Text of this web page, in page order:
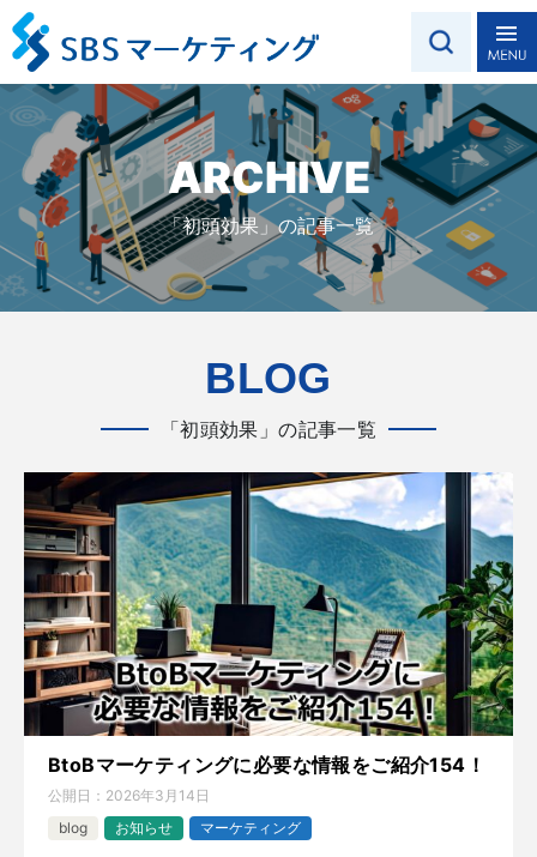
ARCHIVE
「初頭効果」の記事一覧
BLOG
「初頭効果」の記事一覧
BtoBマーケティングに必要な情報をご紹介154！
公開日： 2026年3月14日
blog
お知らせ マーケティング